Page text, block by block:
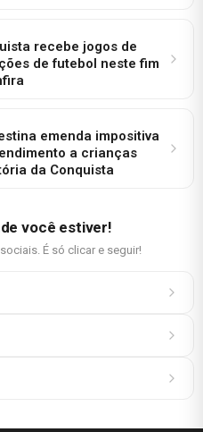
recebe jogos de
de futebol neste fim
emenda impositiva
a crianças
da Conquista
você estiver!
É só clicar e seguir!